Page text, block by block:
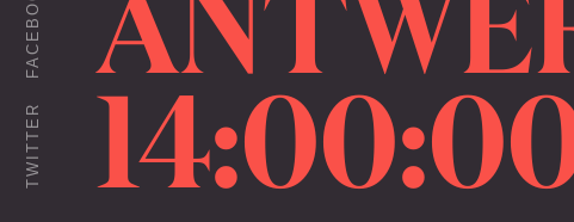
TWITTER
FACEBOOK